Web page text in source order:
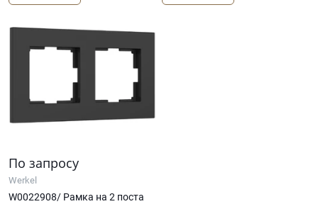
По запросу
Werkel
W0022908/ Рамка на 2 поста